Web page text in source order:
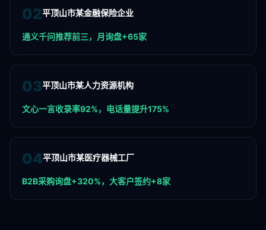
02平顶山市某金融保险企业
通义千问推荐前三，月询盘+65家
03平顶山市某人力资源机构
文心一言收录率92%，电话量提升175%
04平顶山市某医疗器械工厂
B2B采购询盘+320%，大客户签约+8家